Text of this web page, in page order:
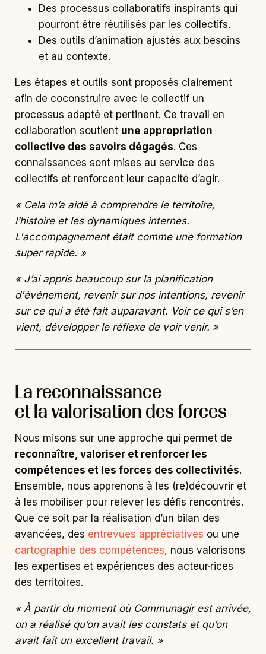
Des processus collaboratifs inspirants qui
pourront être réutilisés par les collectifs.
Des outils d’animation ajustés aux besoins
et au contexte.
Les étapes et outils sont proposés clairement
afin de coconstruire avec le collectif un
processus adapté et pertinent. Ce travail en
collaboration soutient une appropriation
collective des savoirs dégagés. Ces
connaissances sont mises au service des
collectifs et renforcent leur capacité d’agir.
« Cela m’a aidé à comprendre le territoire,
l’histoire et les dynamiques internes.
L'accompagnement était comme une formation
super rapide. »
« J’ai appris beaucoup sur la planification
d'événement, revenir sur nos intentions, revenir
sur ce qui a été fait auparavant. Voir ce qui s’en
vient, développer le réflexe de voir venir. »
La reconnaissance
et la valorisation des forces
Nous misons sur une approche qui permet de
reconnaître, valoriser et renforcer les
compétences et les forces des collectivités.
Ensemble, nous apprenons à les (re)découvrir et
à les mobiliser pour relever les défis rencontrés.
Que ce soit par la réalisation d’un bilan des
avancées, des entrevues appréciatives ou une
cartographie des compétences, nous valorisons
les expertises et expériences des acteur·rices
des territoires.
« À partir du moment où Communagir est arrivée,
on a réalisé qu’on avait les constats et qu’on
avait fait un excellent travail. »